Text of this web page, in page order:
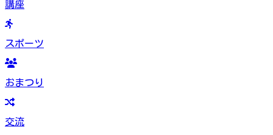
講座
スポーツ
おまつり
交流